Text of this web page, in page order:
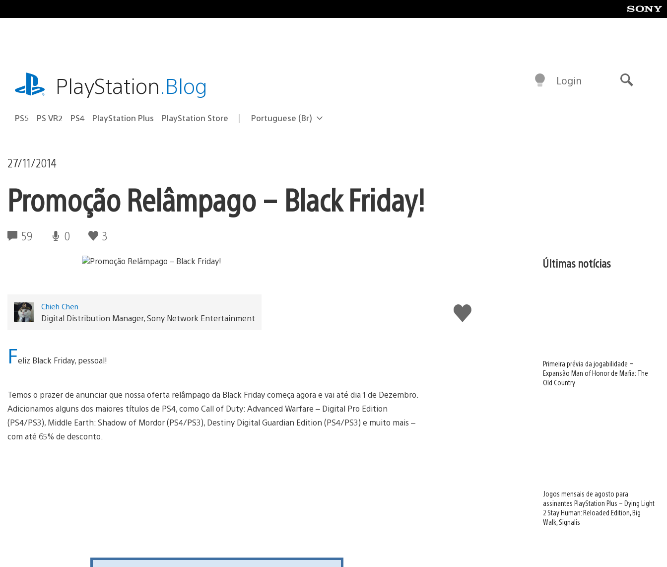
para
playstation.comPlayStation.Blog
PS5 PS VR2 PS4 PlayStation Plus PlayStation Store Selecione
Região
Portuguese (Br)
Login
27/11/2014
Promoção Relâmpago – Black Friday!
59 0 3
Curtir
Chieh Chen
Digital Distribution Manager, Sony Network Entertainment
Feliz Black Friday, pessoal!
Temos o prazer de anunciar que nossa oferta relâmpago da Black Friday começa agora e vai até dia 1 de Dezembro.
Adicionamos alguns dos maiores títulos de PS4, como Call of Duty: Advanced Warfare – Digital Pro Edition
(PS4/PS3), Middle Earth: Shadow of Mordor (PS4/PS3), Destiny Digital Guardian Edition (PS4/PS3) e muito mais –
com até 65% de desconto.
Últimas notícias
Primeira prévia da jogabilidade –
Expansão Man of Honor de Mafia: The
Old Country
Jogos mensais de agosto para
assinantes PlayStation Plus – Dying Light
2 Stay Human: Reloaded Edition, Big
Walk, Signalis